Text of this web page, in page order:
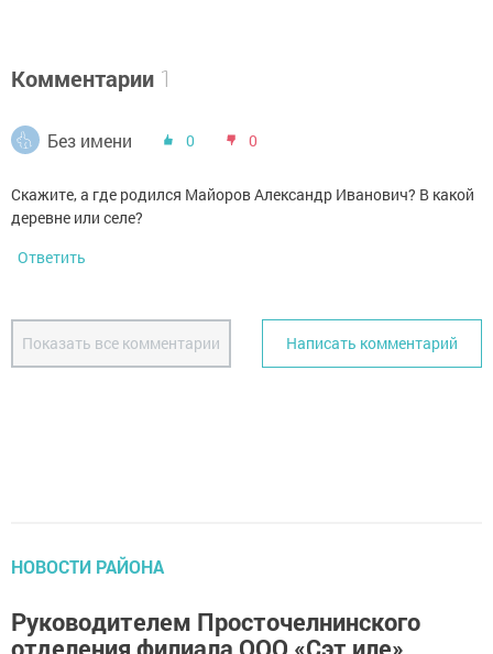
Комментарии 1
Без имени 0 0
Скажите, а где родился Майоров Александр Иванович? В какой
деревне или селе?
Ответить
Показать все комментарии Написать комментарий
НОВОСТИ РАЙОНА
Руководителем Просточелнинского